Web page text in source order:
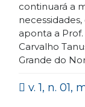
continuará a
aponta a
Carvalho
Grande do
v. 1, n. 01,